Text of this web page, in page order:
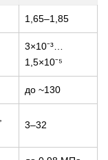
1,65–1,85
3×10⁻³…
1,5×10⁻⁵
до ~130
3–32